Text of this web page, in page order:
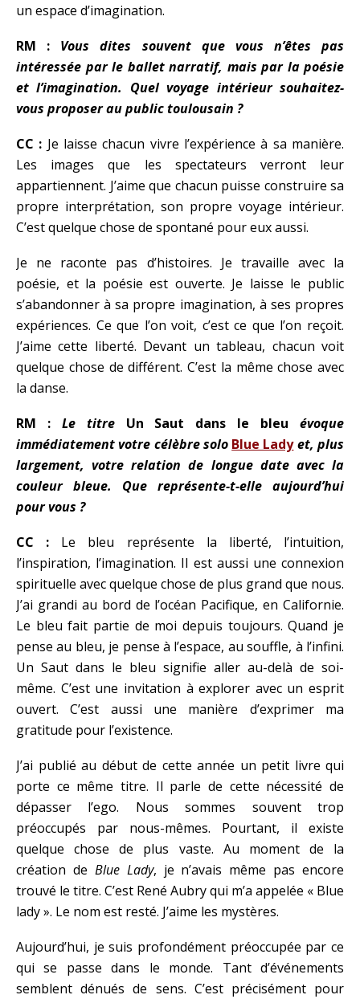
un espace d’imagination.
RM : Vous dites souvent que vous n’êtes pas
intéressée par le ballet narratif, mais par la poésie
et l’imagination. Quel voyage intérieur souhaitez-
vous proposer au public toulousain ?
CC : Je laisse chacun vivre l’expérience à sa manière.
Les images que les spectateurs verront leur
appartiennent. J’aime que chacun puisse construire sa
propre interprétation, son propre voyage intérieur.
C’est quelque chose de spontané pour eux aussi.
Je ne raconte pas d’histoires. Je travaille avec la
poésie, et la poésie est ouverte. Je laisse le public
s’abandonner à sa propre imagination, à ses propres
expériences. Ce que l’on voit, c’est ce que l’on reçoit.
J’aime cette liberté. Devant un tableau, chacun voit
quelque chose de différent. C’est la même chose avec
la danse.
RM : Le titre Un Saut dans le bleu évoque
immédiatement votre célèbre solo Blue Ladyet, plus
largement, votre relation de longue date avec la
couleur bleue. Que représente-t-elle aujourd’hui
pour vous ?
CC : Le bleu représente la liberté, l’intuition,
l’inspiration, l’imagination. Il est aussi une connexion
spirituelle avec quelque chose de plus grand que nous.
J’ai grandi au bord de l’océan Pacifique, en Californie.
Le bleu fait partie de moi depuis toujours. Quand je
pense au bleu, je pense à l’espace, au souffle, à l’infini.
Un Saut dans le bleu signifie aller au-delà de soi-
même. C’est une invitation à explorer avec un esprit
ouvert. C’est aussi une manière d’exprimer ma
gratitude pour l’existence.
J’ai publié au début de cette année un petit livre qui
porte ce même titre. Il parle de cette nécessité de
dépasser l’ego. Nous sommes souvent trop
préoccupés par nous-mêmes. Pourtant, il existe
quelque chose de plus vaste. Au moment de la
création de Blue Lady, je n’avais même pas encore
trouvé le titre. C’est René Aubry qui m’a appelée « Blue
lady ». Le nom est resté. J’aime les mystères.
Aujourd’hui, je suis profondément préoccupée par ce
qui se passe dans le monde. Tant d’événements
semblent dénués de sens. C’est précisément pour